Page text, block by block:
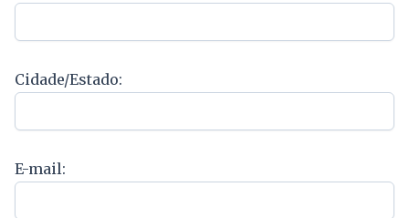
Cidade/Estado:
E-mail: